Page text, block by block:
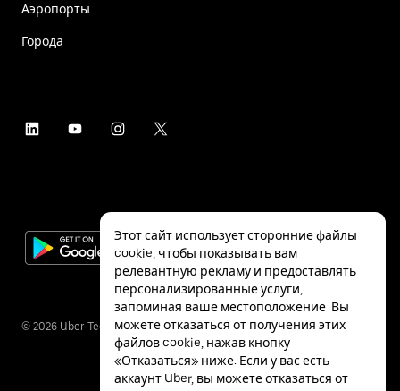
Аэропорты
Города
© 2026 Uber Technologies Inc.
Этот сайт использует сторонние файлы
cookie, чтобы показывать вам
релевантную рекламу и предоставлять
персонализированные услуги,
запоминая ваше местоположение. Вы
можете отказаться от получения этих
файлов cookie, нажав кнопку
«Отказаться» ниже. Если у вас есть
аккаунт Uber, вы можете отказаться от